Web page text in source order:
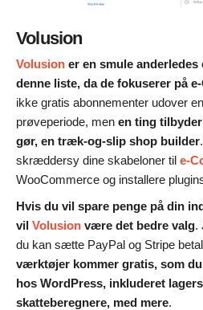
Volusion
Volusion er en smule
denne liste, da de fokuserer på
ikke gratis abonnementer udover
prøveperiode, men en ting
gør, en træk-og-slip shop builder
skræddersy dine skabeloner til e-
WooCommerce og installere
Hvis du vil spare penge på din
vil Volusion være det bedre valg.
du kan sætte PayPal og Stripe
værktøjer kommer gratis, som
hos WordPress, inkluderet
skatteberegnere, med mere.